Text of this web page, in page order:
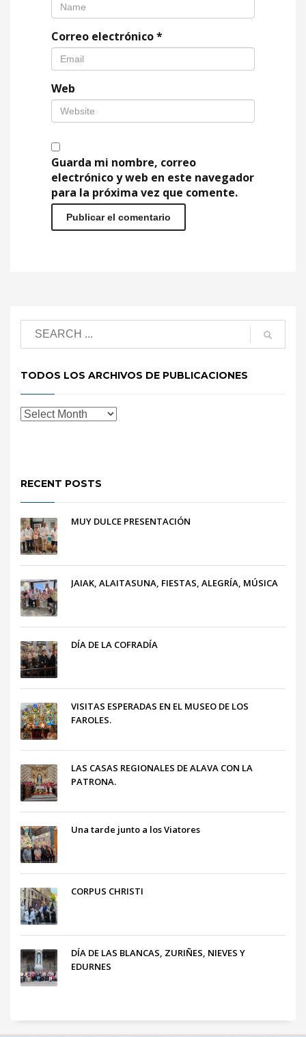
Correo electrónico*
Web
Guarda mi nombre, correo
electrónico y web en este navegador
para la próxima vez que comente.
TODOS LOS ARCHIVOS DE PUBLICACIONES
RECENT POSTS
MUY DULCE PRESENTACIÓN
JAIAK, ALAITASUNA, FIESTAS, ALEGRÍA, MÚSICA
DÍA DE LA COFRADÍA
VISITAS ESPERADAS EN EL MUSEO DE LOS
FAROLES.
LAS CASAS REGIONALES DE ALAVA CON LA
PATRONA.
Una tarde junto a los Viatores
CORPUS CHRISTI
DÍA DE LAS BLANCAS, ZURIÑES, NIEVES Y
EDURNES